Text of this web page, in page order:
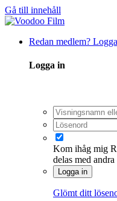
Gå till innehåll
Redan medlem?
Logga in
Kom ihåg mig
delas med andra
Logga in
Glömt ditt